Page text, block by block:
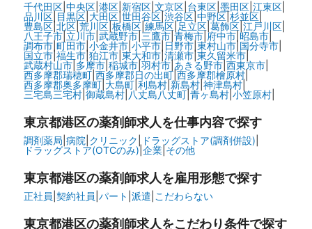
千代田区| 中央区| 港区| 新宿区| 文京区| 台東区| 墨田区| 江東区|
品川区| 目黒区| 大田区|世田谷区| 渋谷区| 中野区| 杉並区|
豊島区|北区| 荒川区| 板橋区| 練馬区| 足立区| 葛飾区| 江戸川区|
八王子市| 立川市| 武蔵野市| 三鷹市| 青梅市| 府中市| 昭島市|
調布市| 町田市| 小金井市| 小平市| 日野市| 東村山市|国分寺市|
国立市|福生市|狛江市| 東大和市|清瀬市|東久留米市|
武蔵村山市| 多摩市| 稲城市| 羽村市| あきる野市| 西東京市|
西多摩郡瑞穂町| 西多摩郡日の出町| 西多摩郡檜原村|
西多摩郡奥多摩町| 大島町| 利島村| 新島村| 神津島村|
三宅島三宅村| 御蔵島村| 八丈島八丈町| 青ヶ島村| 小笠原村|
東京都港区の薬剤師求人を仕事内容で探す
調剤薬局 病院 クリニック ドラッグストア(調剤併設)
ドラッグストア(OTCのみ)| 企業| その他
東京都港区の薬剤師求人を雇用形態で探す
正社員 契約社員 パート 派遣 こだわらない
東京都港区の薬剤師求人をこだわり条件で探す